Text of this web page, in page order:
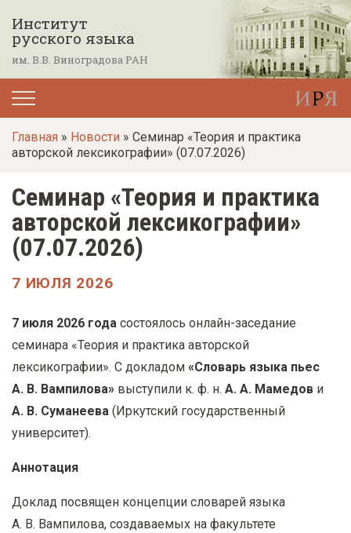
е
т
Институт
русского языка
им. В.В. Виноградова РАН
Главная » Новости » Семинар «Теория и практика
авторской лексикографии» (07.07.2026)
Семинар «Теория и практика
авторской лексикографии»
(07.07.2026)
7 ИЮЛЯ 2026
7 июля 2026 года состоялось онлайн-заседание
семинара «Теория и практика авторской
лексикографии». С докладом «Словарь языка пьес
А. В. Вампилова» выступили к. ф. н. А. А. Мамедов и
А. В. Суманеева (Иркутский государственный
университет).
Аннотация
Доклад посвящен концепции словарей языка
А. В. Вампилова, создаваемых на факультете